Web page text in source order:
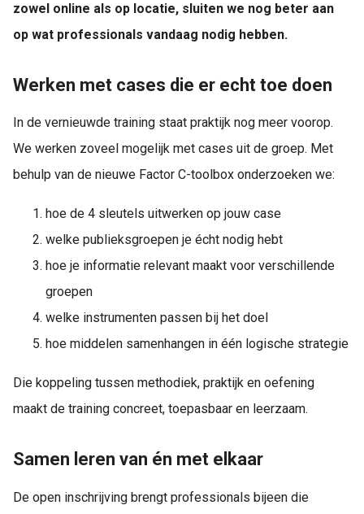
zowel online als op locatie, sluiten we nog beter aan
op wat professionals vandaag nodig hebben.
Werken met cases die er echt toe doen
In de vernieuwde training staat praktijk nog meer voorop.
We werken zoveel mogelijk met cases uit de groep. Met
behulp van de nieuwe Factor C-toolbox onderzoeken we:
hoe de 4 sleutels uitwerken op jouw case
welke publieksgroepen je écht nodig hebt
hoe je informatie relevant maakt voor verschillende
groepen
welke instrumenten passen bij het doel
hoe middelen samenhangen in één logische strategie
Die koppeling tussen methodiek, praktijk en oefening
maakt de training concreet, toepasbaar en leerzaam.
Samen leren van én met elkaar
De open inschrijving brengt professionals bijeen die